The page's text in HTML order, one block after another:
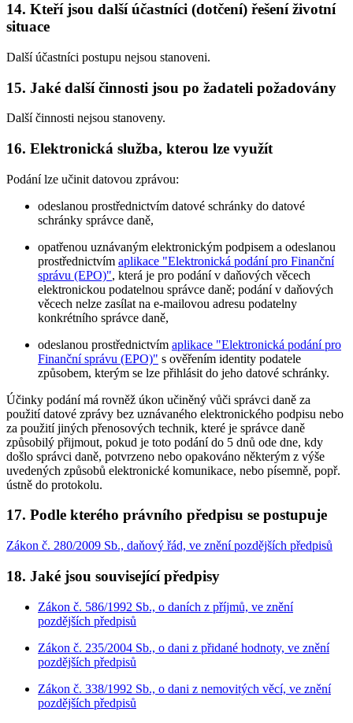
14. Kteří jsou další účastníci (dotčení) řešení životní
situace
Další účastníci postupu nejsou stanoveni.
15. Jaké další činnosti jsou po žadateli požadovány
Další činnosti nejsou stanoveny.
16. Elektronická služba, kterou lze využít
Podání lze učinit datovou zprávou:
odeslanou prostřednictvím datové schránky do datové
schránky správce daně,
opatřenou uznávaným elektronickým podpisem a odeslanou
prostřednictvím aplikace "Elektronická podání pro Finanční
správu (EPO)", která je pro podání v daňových věcech
elektronickou podatelnou správce daně; podání v daňových
věcech nelze zasílat na e-mailovou adresu podatelny
konkrétního správce daně,
odeslanou prostřednictvím aplikace "Elektronická podání pro
Finanční správu (EPO)" s ověřením identity podatele
způsobem, kterým se lze přihlásit do jeho datové schránky.
Účinky podání má rovněž úkon učiněný vůči správci daně za
použití datové zprávy bez uznávaného elektronického podpisu nebo
za použití jiných přenosových technik, které je správce daně
způsobilý přijmout, pokud je toto podání do 5 dnů ode dne, kdy
došlo správci daně, potvrzeno nebo opakováno některým z výše
uvedených způsobů elektronické komunikace, nebo písemně, popř.
ústně do protokolu.
17. Podle kterého právního předpisu se postupuje
Zákon č. 280/2009 Sb., daňový řád, ve znění pozdějších předpisů
18. Jaké jsou související předpisy
Zákon č. 586/1992 Sb., o daních z příjmů, ve znění
pozdějších předpisů
Zákon č. 235/2004 Sb., o dani z přidané hodnoty, ve znění
pozdějších předpisů
Zákon č. 338/1992 Sb., o dani z nemovitých věcí, ve znění
pozdějších předpisů